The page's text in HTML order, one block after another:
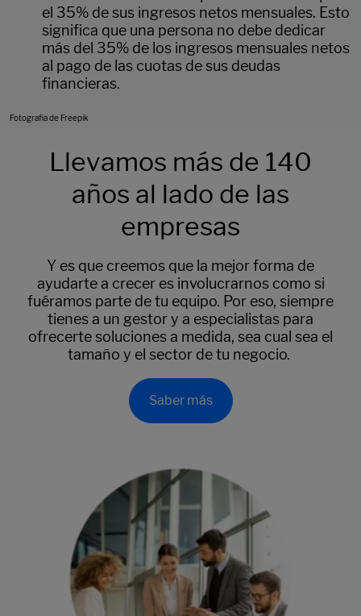
el 35% de sus ingresos netos mensuales. Esto
significa que una persona no debe dedicar
más del 35% de los ingresos mensuales netos
al pago de las cuotas de sus deudas
financieras.
Fotografia de Freepik
Llevamos más de 140
años al lado de las
empresas
Y es que creemos que la mejor forma de
ayudarte a crecer es involucrarnos como si
fuéramos parte de tu equipo. Por eso, siempre
tienes a un gestor y a especialistas para
ofrecerte soluciones a medida, sea cual sea el
tamaño y el sector de tu negocio.
Saber más